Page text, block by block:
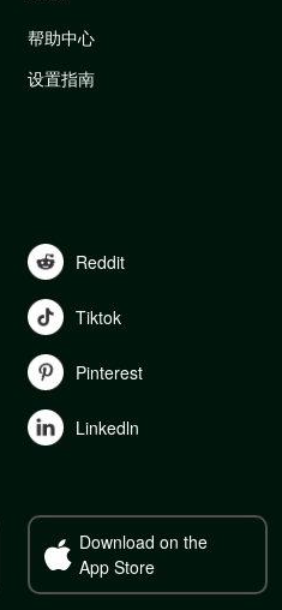
帮助中心
设置指南
Reddit
Tiktok
Pinterest
Linkedln
Download on the
App Store